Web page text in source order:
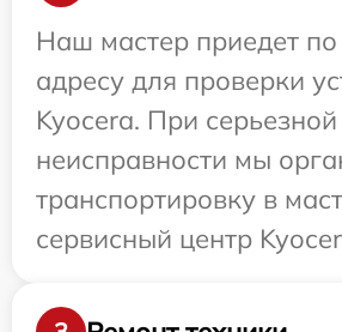
Наш мастер приедет
адресу для проверки
Kyocera. При серьезной
неисправности мы
транспортировку в
сервисный центр